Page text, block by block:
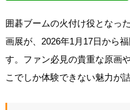
囲碁ブームの火付け役となっ
画展が、2026年1月17日から
す。ファン必見の貴重な原画
こでしか体験できない魅力が